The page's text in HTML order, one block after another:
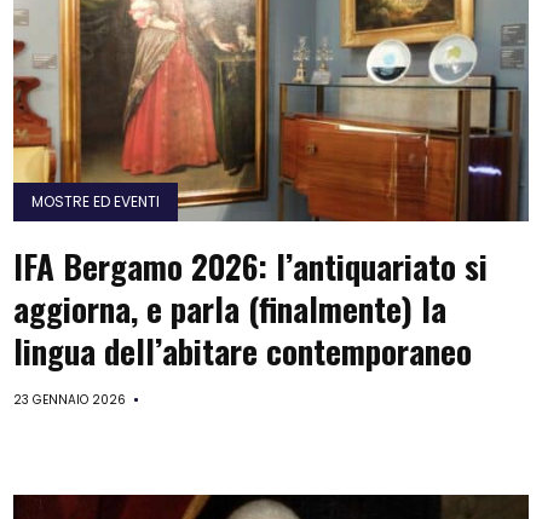
MOSTRE ED EVENTI
IFA Bergamo 2026: l’antiquariato si
aggiorna, e parla (finalmente) la
lingua dell’abitare contemporaneo
23 GENNAIO 2026